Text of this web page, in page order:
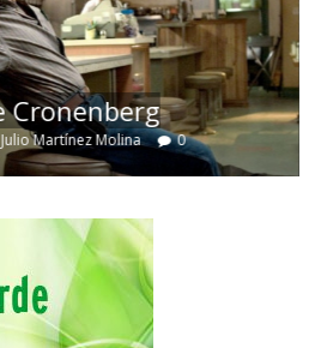
Cronenberg
Julio Martínez Molina 0